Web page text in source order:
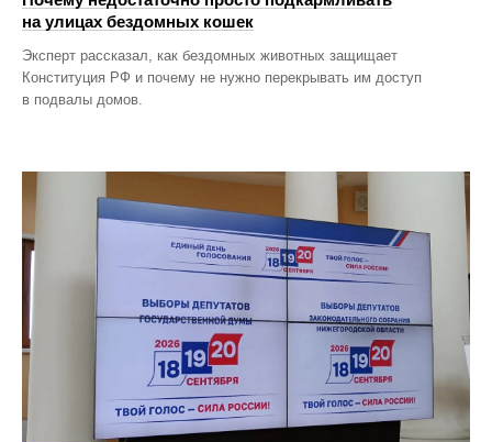
на улицах бездомных кошек
Эксперт рассказал, как бездомных животных защищает
Конституция РФ и почему не нужно перекрывать им доступ
в подвалы домов.